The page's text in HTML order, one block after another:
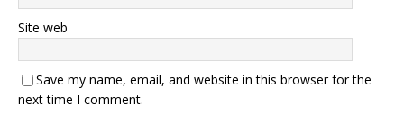
Site web
Save my name, email, and website in this browser for the
next time I comment.